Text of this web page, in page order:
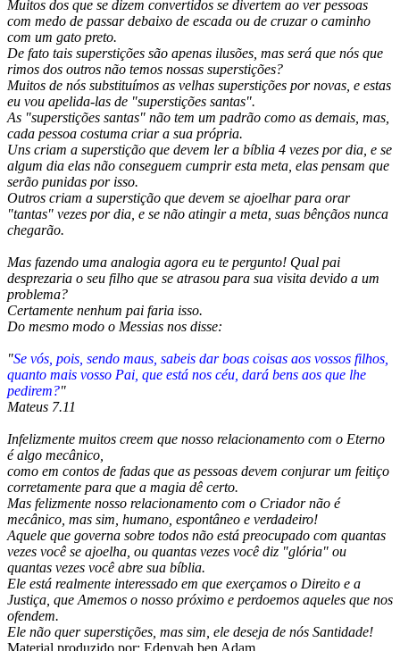
Muitos dos que se dizem convertidos se divertem ao ver pessoas
com medo de passar debaixo de escada ou de cruzar o caminho
com um gato preto.
De fato tais superstições são apenas ilusões, mas será que nós que
rimos dos outros não temos nossas superstições?
Muitos de nós substituímos as velhas superstições por novas, e estas
eu vou apelida-las de "superstições santas".
As "superstições santas" não tem um padrão como as demais, mas,
cada pessoa costuma criar a sua própria.
Uns criam a superstição que devem ler a bíblia 4 vezes por dia, e se
algum dia elas não conseguem cumprir esta meta, elas pensam que
serão punidas por isso.
Outros criam a superstição que devem se ajoelhar para orar
"tantas" vezes por dia, e se não atingir a meta, suas bênçãos nunca
chegarão.
Mas fazendo uma analogia agora eu te pergunto! Qual pai
desprezaria o seu filho que se atrasou para sua visita devido a um
problema?
Certamente nenhum pai faria isso.
Do mesmo modo o Messias nos disse:
"Se vós, pois, sendo maus, sabeis dar boas coisas aos vossos filhos,
quanto mais vosso Pai, que está nos céu, dará bens aos que lhe
pedirem?"
Mateus 7.11
Infelizmente muitos creem que nosso relacionamento com o Eterno
é algo mecânico,
como em contos de fadas que as pessoas devem conjurar um feitiço
corretamente para que a magia dê certo.
Mas felizmente nosso relacionamento com o Criador não é
mecânico, mas sim, humano, espontâneo e verdadeiro!
Aquele que governa sobre todos não está preocupado com quantas
vezes você se ajoelha, ou quantas vezes você diz "glória" ou
quantas vezes você abre sua bíblia.
Ele está realmente interessado em que exerçamos o Direito e a
Justiça, que Amemos o nosso próximo e perdoemos aqueles que nos
ofendem.
Ele não quer superstições, mas sim, ele deseja de nós Santidade!
Material produzido por: Edenyah ben Adam